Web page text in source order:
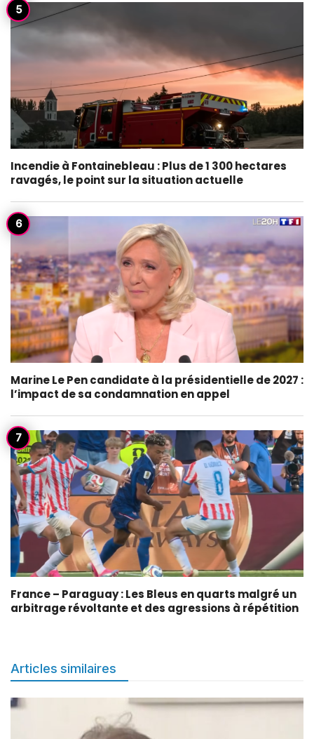
Incendie à Fontainebleau : Plus de 1 300 hectares
ravagés, le point sur la situation actuelle
Marine Le Pen candidate à la présidentielle de 2027 :
l’impact de sa condamnation en appel
France – Paraguay : Les Bleus en quarts malgré un
arbitrage révoltante et des agressions à répétition
Articles similaires